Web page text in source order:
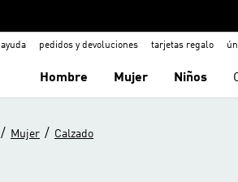
ayuda pedidos y devoluciones tarjetas regalo
Hombre Mujer Niños
/ Mujer / Calzado